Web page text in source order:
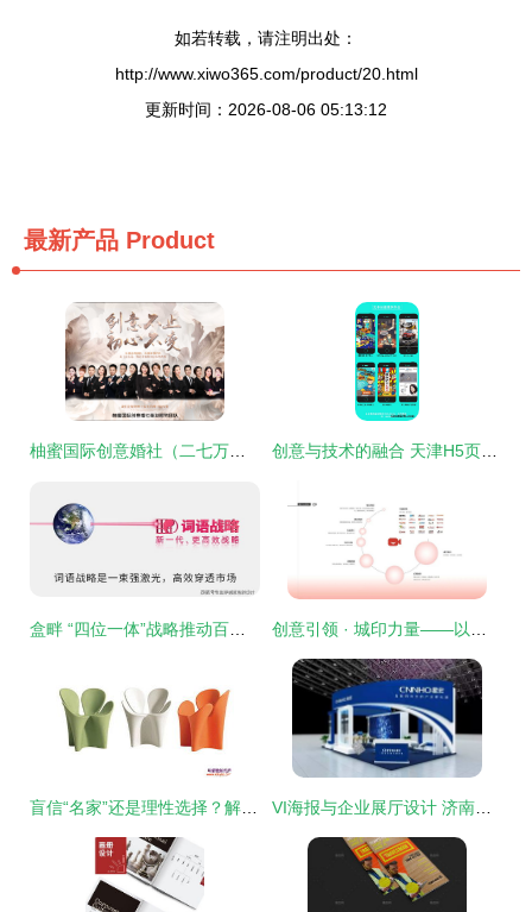
如若转载，请注明出处：
http://www.xiwo365.com/product/20.html
更新时间：2026-08-06 05:13:12
最新产品 Product